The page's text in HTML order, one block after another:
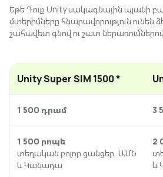
Տան համար
Ռոումինգ
Uplay Նոր
Եթե Դուք Unity սակագնային պլանի
մտերիմները հնարավորություն ունեն
շահավետ գնով ու շատ
Unity Super SIM 1500 *
1 500 դրամ 3
1 500 րոպե
տեղական բոլոր ցանցեր, ԱՄՆ
և Կանադա
2
և